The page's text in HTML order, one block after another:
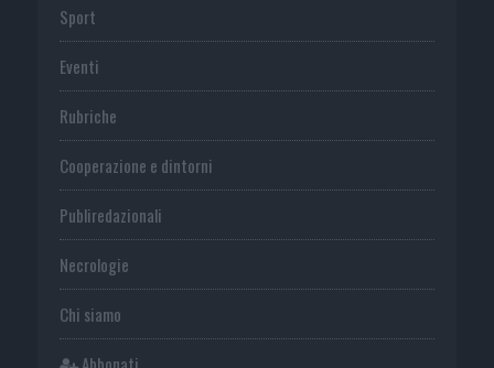
Sport
Eventi
Rubriche
Cooperazione e dintorni
Publiredazionali
Necrologie
Chi siamo